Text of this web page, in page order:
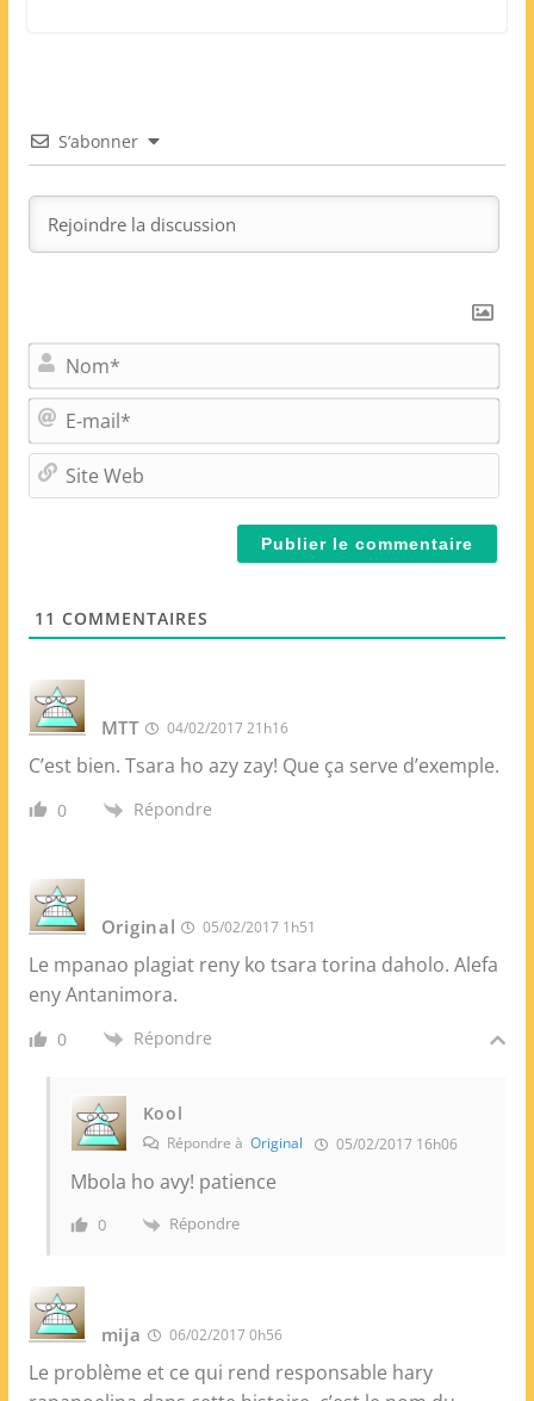
S’abonner
o
m
-
m
i
11 COMMENTAIRES
MTT 04/02/2017 21h16
C’est bien. Tsara ho azy zay! Que ça serve d’exemple.
0 Répondre
Original 05/02/2017 1h51
Le mpanao plagiat reny ko tsara torina daholo. Alefa
eny Antanimora.
0 Répondre
Kool
Répondre à Original 05/02/2017 16h06
Mbola ho avy! patience
0 Répondre
mija 06/02/2017 0h56
Le problème et ce qui rend responsable hary